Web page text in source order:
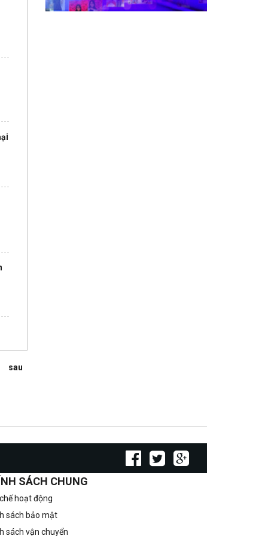
sau
SÁCH CHUNG
hoạt động
sách bảo mật
sách vận chuyển